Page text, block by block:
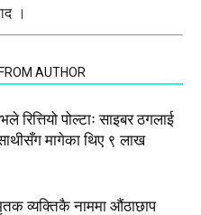
।
AUTHOR
रित्तियो पोल्टाः साइबर ठगलाई
मागेका थिए ९ लाख
व्यक्तिकै नाममा औंठाछाप